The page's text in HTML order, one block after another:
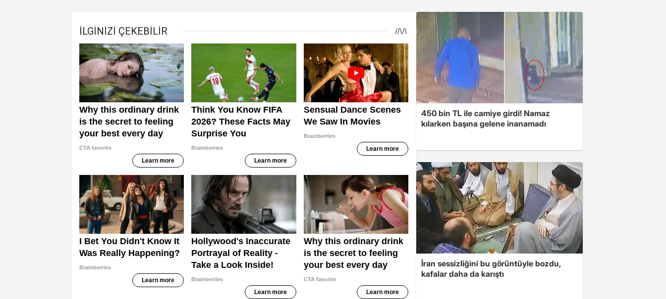
450 bin TL ile camiye girdi! Namaz
kılarken başına gelene inanamadı
İran sessizliğini bu görüntüyle bozdu,
kafalar daha da karıştı